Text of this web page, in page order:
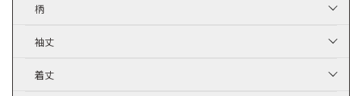
柄
袖丈
着丈